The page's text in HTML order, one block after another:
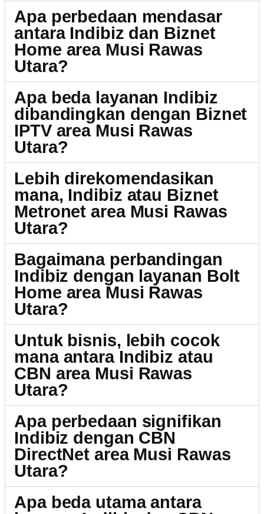
Apa perbedaan mendasar
antara Indibiz dan Biznet
Home area Musi Rawas
Utara?
Apa beda layanan Indibiz
dibandingkan dengan Biznet
IPTV area Musi Rawas
Utara?
Lebih direkomendasikan
mana, Indibiz atau Biznet
Metronet area Musi Rawas
Utara?
Bagaimana perbandingan
Indibiz dengan layanan Bolt
Home area Musi Rawas
Utara?
Untuk bisnis, lebih cocok
mana antara Indibiz atau
CBN area Musi Rawas
Utara?
Apa perbedaan signifikan
Indibiz dengan CBN
DirectNet area Musi Rawas
Utara?
Apa beda utama antara